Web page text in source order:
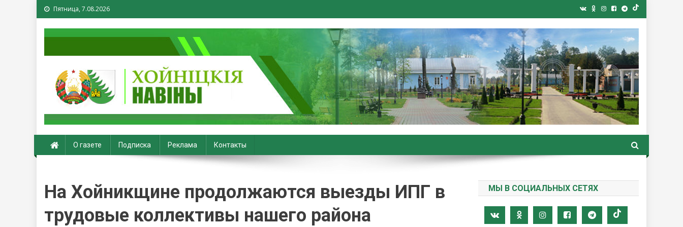
Пятница, 7.08.2026
Хойники. Хойнiцкiя навiны. Новости Хойник. Районная газета
О газете Подписка Реклама Контакты
На Хойникщине продолжаются выезды ИПГ в
трудовые коллективы нашего района
МЫ В СОЦИАЛЬНЫХ СЕТЯХ